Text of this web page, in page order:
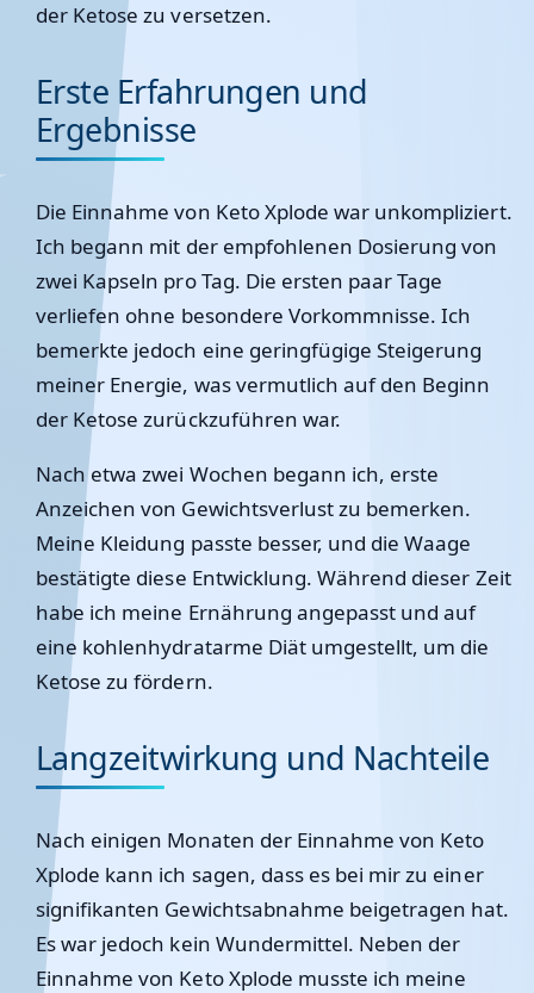
der Ketose zu versetzen.
Erste Erfahrungen und
Ergebnisse
Die Einnahme von Keto Xplode war unkompliziert.
Ich begann mit der empfohlenen Dosierung von
zwei Kapseln pro Tag. Die ersten paar Tage
verliefen ohne besondere Vorkommnisse. Ich
bemerkte jedoch eine geringfügige Steigerung
meiner Energie, was vermutlich auf den Beginn
der Ketose zurückzuführen war.
Nach etwa zwei Wochen begann ich, erste
Anzeichen von Gewichtsverlust zu bemerken.
Meine Kleidung passte besser, und die Waage
bestätigte diese Entwicklung. Während dieser Zeit
habe ich meine Ernährung angepasst und auf
eine kohlenhydratarme Diät umgestellt, um die
Ketose zu fördern.
Langzeitwirkung und Nachteile
Nach einigen Monaten der Einnahme von Keto
Xplode kann ich sagen, dass es bei mir zu einer
signifikanten Gewichtsabnahme beigetragen hat.
Es war jedoch kein Wundermittel. Neben der
Einnahme von Keto Xplode musste ich meine